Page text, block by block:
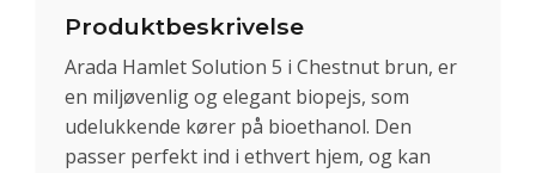
Produktbeskrivelse
Arada Hamlet Solution 5 i Chestnut brun, er
en miljøvenlig og elegant biopejs, som
udelukkende kører på bioethanol. Den
passer perfekt ind i ethvert hjem, og kan